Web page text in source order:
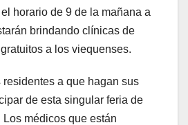
horario de 9 de la mañana a
brindando clínicas de
a los viequenses.
a que hagan sus
de esta singular feria de
médicos que están